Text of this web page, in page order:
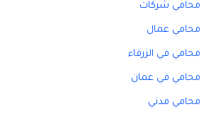
محامي شركات
محامي عمال
محامي في الزرقاء
محامي في عمان
محامي مدني